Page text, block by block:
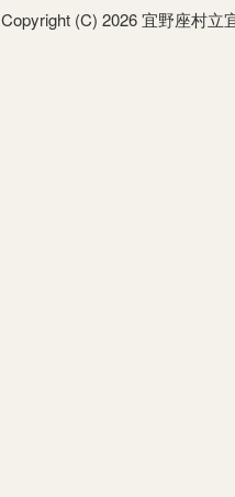
Copyright (C) 2026 宜野座村立